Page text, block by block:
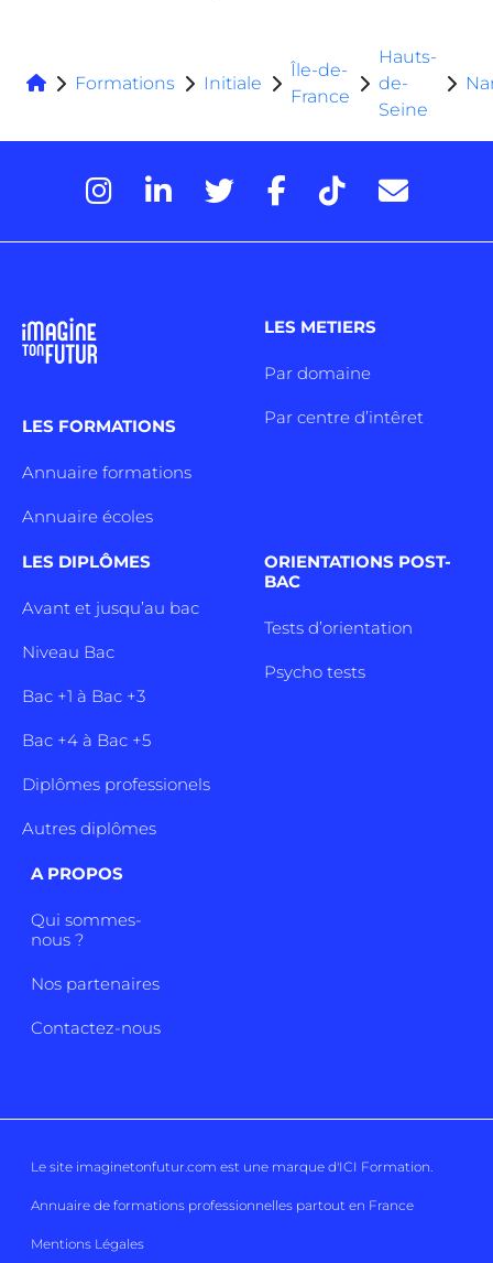
Formations Initiale
Île-de-
France
Hauts-
de-
Seine
LES FORMATIONS
Annuaire formations
Annuaire écoles
LES METIERS
Par domaine
Par centre d’intêret
LES DIPLÔMES
Avant et jusqu’au bac
Niveau Bac
Bac +1 à Bac +3
Bac +4 à Bac +5
Diplômes professionels
Autres diplômes
ORIENTATIONS POST-
BAC
Tests d’orientation
Psycho tests
A PROPOS
Qui sommes-
nous ?
Nos partenaires
Contactez-nous
Le site imaginetonfutur.com est une marque d'ICI Formation.
Annuaire de formations professionnelles partout en France
Mentions Légales